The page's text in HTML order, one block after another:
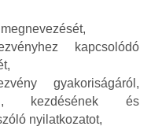
kapcsolódó
gyakoriságáról,
kezdésének és
nyilatkozatot,